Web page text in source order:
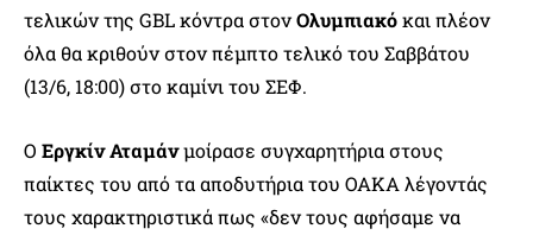
τελικών της GBL κόντρα στονΟλυμπιακόκαι πλέον
όλα θα κριθούν στον πέμπτο τελικό του Σαββάτου
(13/6, 18:00) στο καμίνι του ΣΕΦ.
Ο Εργκίν Αταμάνμοίρασε συγχαρητήρια στους
παίκτες του από τα αποδυτήρια του ΟΑΚΑ λέγοντάς
τους χαρακτηριστικά πως «δεν τους αφήσαμε να